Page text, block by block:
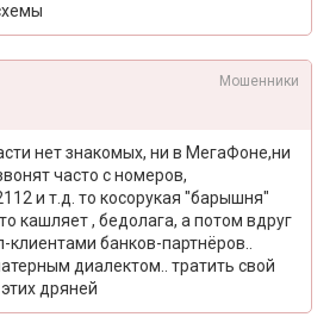
Мошенники
нет знакомых, ни в МегаФоне,ни
часто с номеров,
и т.д. то косорукая "барышня"
кашляет , бедолага, а потом вдруг
банков-партнёров..
диалектом.. тратить свой
дряней